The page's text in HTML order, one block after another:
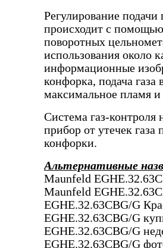
Регулирование
происходит с помощью
поворотных
использования около
информационные
конфорка, подача
максимальное пламя
Система газ-
прибор от утечек
конфорки.
Альтернативные
Maunfeld
Maunfeld
EGHE.32.63CBG/G
EGHE.32.63CBG/G
EGHE.32.63CBG/G
EGHE.32.63CBG/G